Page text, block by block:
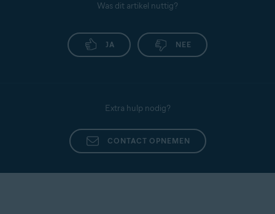
Was dit artikel nuttig?
JA NEE
Extra hulp nodig?
CONTACT OPNEMEN